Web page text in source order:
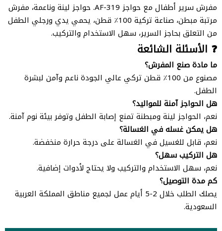
مفرش سرير أطفال مع حواجز AF-319. حواجز لينة وناعمة، مفرش
مرتبة مبطن، صناعة تركية 100٪ قطن، يحمي يدي ورجلي الطفل
من التعلق بحاجز السرير، سهل الاستخدام والتركيب.
❓ الأسئلة الشائعة
ما مادة صنع المفرش؟
مصنوع من 100٪ قطن تركي عالي الجودة ناعم وآمن لبشرة
الطفل.
هل الحواجز آمنة للمواليد؟
نعم، الحواجز لينة ومبطنة تمنع إصابة الطفل وتوفر بيئة نوم آمنة.
هل يمكن غسله في الغسالة؟
نعم، قابل للغسيل في الغسالة على درجة حرارة منخفضة.
هل التركيب سهل؟
نعم، سهل الاستخدام والتركيب ولا يحتاج لأدوات إضافية.
كم مدة التوصيل؟
يصلك الطلب خلال 2-5 أيام عمل لجميع مناطق المملكة العربية
السعودية.